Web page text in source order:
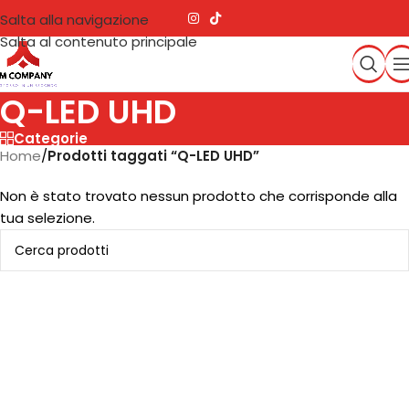
Salta alla navigazione
Salta al contenuto principale
Q-LED UHD
Categorie
Home/Prodotti taggati “Q-LED UHD”
Non è stato trovato nessun prodotto che corrisponde alla
tua selezione.